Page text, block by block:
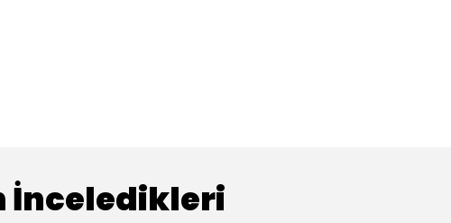
İnceledikleri